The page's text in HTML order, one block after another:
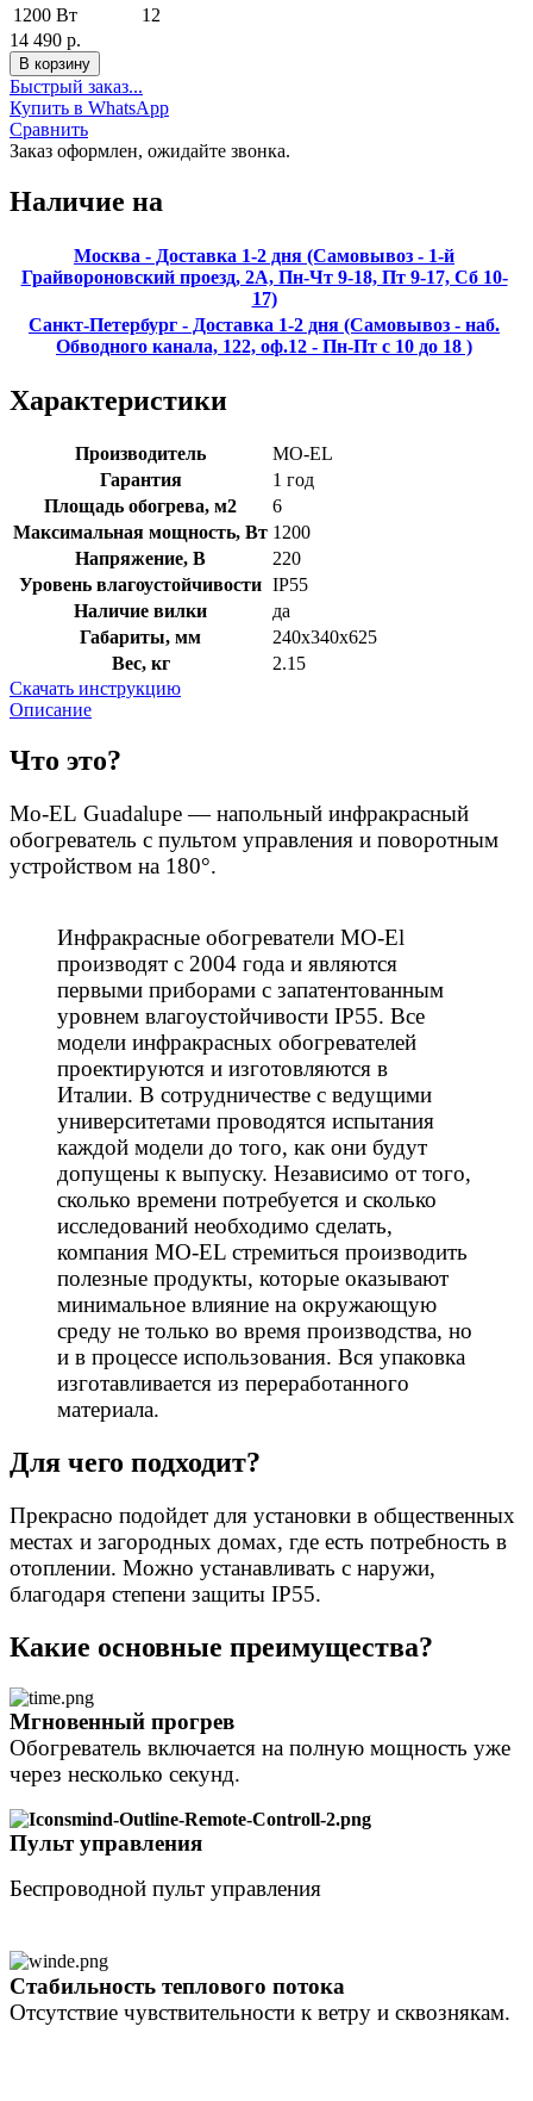
1200 Вт
12
14 490 р.
Быстрый заказ...
Купить в WhatsApp
Сравнить
Заказ оформлен, ожидайте звонка.
Наличие на
Москва - Доставка 1-2 дня (Самовывоз - 1-й
Грайвороновский проезд, 2А, Пн-Чт 9-18, Пт 9-17, Сб 10-
17)
Санкт-Петербург - Доставка 1-2 дня (Самовывоз - наб.
Обводного канала, 122, оф.12 - Пн-Пт с 10 до 18 )
Характеристики
Производитель
MO-EL
Гарантия
1 год
Площадь обогрева, м2
6
Максимальная мощность, Вт 1200
Напряжение, В
220
Уровень влагоустойчивости IP55
Наличие вилки
да
Габариты, мм
240x340x625
Вес, кг
2.15
Скачать инструкцию
Описание
Что это?
Mo-EL Guadalupe — напольный инфракрасный
обогреватель с пультом управления и поворотным
устройством на 180°.
Инфракрасные обогреватели MO-El
производят с 2004 года и являются
первыми приборами с запатентованным
уровнем влагоустойчивости IP55. Все
модели инфракрасных обогревателей
проектируются и изготовляются в
Италии. В сотрудничестве с ведущими
университетами проводятся испытания
каждой модели до того, как они будут
допущены к выпуску. Независимо от того,
сколько времени потребуется и сколько
исследований необходимо сделать,
компания MO-EL стремиться производить
полезные продукты, которые оказывают
минимальное влияние на окружающую
среду не только во время производства, но
и в процессе использования. Вся упаковка
изготавливается из переработанного
материала.
Для чего подходит?
Прекрасно подойдет для установки в общественных
местах и загородных домах, где есть потребность в
отоплении. Можно устанавливать с наружи,
благодаря степени защиты IP55.
Какие основные преимущества?
Мгновенный прогрев
Обогреватель включается на полную мощность уже
через несколько секунд.
Пульт управления
Беспроводной пульт управления
Стабильность теплового потока
Отсутствие чувствительности к ветру и сквознякам.